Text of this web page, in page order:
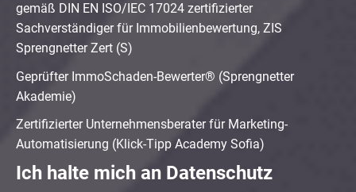
gemäß DIN EN ISO/IEC 17024 zertifizierter
Sachverständiger für Immobilienbewertung, ZIS
Sprengnetter Zert (S)
Geprüfter ImmoSchaden-Bewerter® (Sprengnetter
Akademie)
Zertifizierter Unternehmensberater für Marketing-
Automatisierung (Klick-Tipp Academy Sofia)
Ich halte mich an Datenschutz